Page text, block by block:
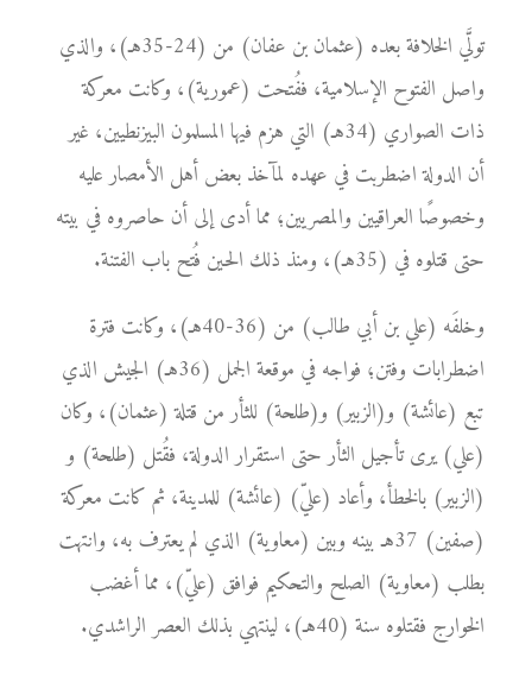
تولَّي الخلافة بعده (عثمان بن عفان) من (24-35هـ)، والذي
واصل الفتوح الإسلامية، ففُتحت (عمورية)، وكانت معركة
ذات الصواري (34هـ) التي هزم فيها المسلمون البيزنطيين، غير
أن الدولة اضطربت في عهده لمآخذ بعض أهل الأمصار عليه
وخصوصًا العراقيين والمصريين؛ مما أدى إلى أن حاصروه في بيته
حتى قتلوه في (35هـ)، ومنذ ذلك الحين فُتح باب الفتنة.
وخلفَه (علي بن أبي طالب) من (36-40هـ)، وكانت فترة
اضطرابات وفتن؛ فواجه في موقعة الجمل (36هـ) الجيش الذي
تبع (عائشة) و(الزبير) و(طلحة) للثأر من قتلة (عثمان)، وكان
(علي) يرى تأجيل الثأر حتى استقرار الدولة، فقُتل (طلحة) و
(الزبير) بالخطأ، وأعاد (عليّ) (عائشة) للمدينة، ثم كانت معركة
(صفين) 37هـ بينه وبين (معاوية) الذي لم يعترف به، وانتهت
بطلب (معاوية) الصلح والتحكيم فوافق (عليّ)، مما أغضب
الخوارج فقتلوه سنة (40هـ)، لينتهي بذلك العصر الراشدي.